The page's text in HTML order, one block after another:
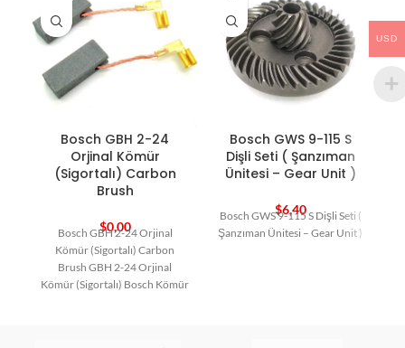
Bosch GBH 2-24
Orjinal Kömür
(Sigortalı) Carbon
Brush
$0,00
Bosch GBH 2-24 Orjinal
Kömür (Sigortalı) Carbon
Brush GBH 2-24 Orjinal
Kömür (Sigortalı) Bosch Kömür
Bosch GWS 9-115 S
Dişli Seti ( Şanzıman
Ünitesi – Gear Unit )
$6,40
Bosch GWS 9-115 S Dişli Seti (
Şanzıman Ünitesi – Gear Unit )
USD